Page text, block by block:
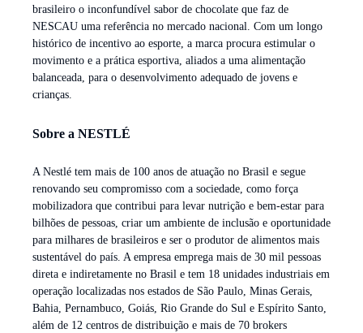
brasileiro o inconfundível sabor de chocolate que faz de
NESCAU uma referência no mercado nacional. Com um longo
histórico de incentivo ao esporte, a marca procura estimular o
movimento e a prática esportiva, aliados a uma alimentação
balanceada, para o desenvolvimento adequado de jovens e
crianças.
Sobre a NESTLÉ
A Nestlé tem mais de 100 anos de atuação no Brasil e segue
renovando seu compromisso com a sociedade, como força
mobilizadora que contribui para levar nutrição e bem-estar para
bilhões de pessoas, criar um ambiente de inclusão e oportunidade
para milhares de brasileiros e ser o produtor de alimentos mais
sustentável do país. A empresa emprega mais de 30 mil pessoas
direta e indiretamente no Brasil e tem 18 unidades industriais em
operação localizadas nos estados de São Paulo, Minas Gerais,
Bahia, Pernambuco, Goiás, Rio Grande do Sul e Espírito Santo,
além de 12 centros de distribuição e mais de 70 brokers